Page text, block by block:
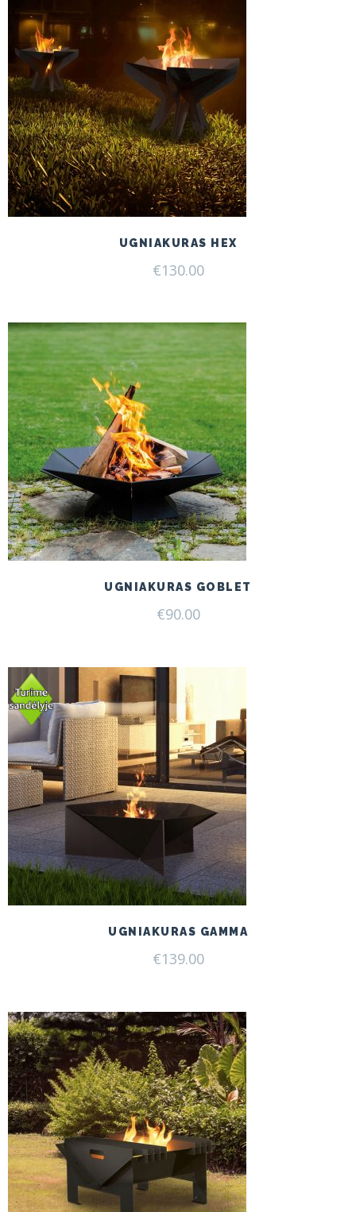
UGNIAKURAS HEX
€130.00
UGNIAKURAS GOBLET
€90.00
UGNIAKURAS GAMMA
€139.00